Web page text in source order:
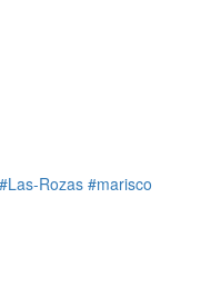
#Las-Rozas #marisco